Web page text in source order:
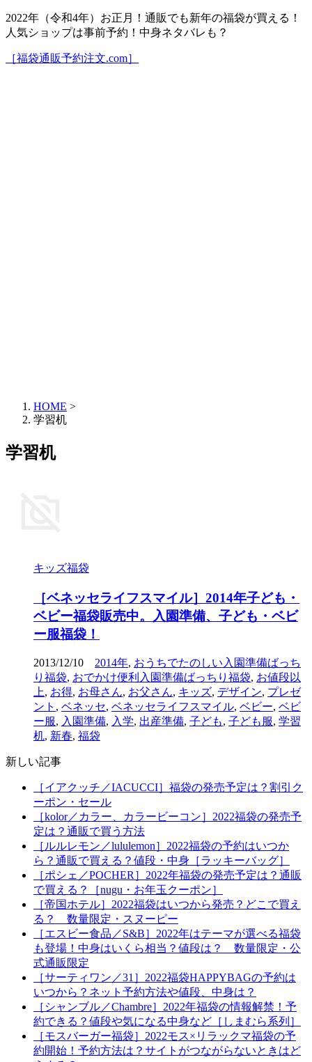
2022年（令和4年）お正月！通販でも新年の福袋が買える！
人気ショップは事前予約！中身ネタバレも？
［福袋通販予約注文.com］
HOME >
学習机
学習机
キッズ福袋
［ベネッセライフスマイル］2014年子ども・
ベビー福袋販売中。入園準備、子ども・ベビ
ー服福袋！
2013/12/10 2014年, おうちでたのしい入園準備ばっち
り福袋, おでかけ便利入園準備ばっちり福袋, お値段以
上, お得, お母さん, お父さん, キッズ, デザイン, プレゼ
ント , ベネッセ, ベネッセライフスマイル, ベビー, ベビ
ー服, 入園準備, 入学, 出産準備, 子ども, 子ども服, 学習
机, 新春, 福袋
新しい記事
［イアクッチ／IACUCCI］福袋の発売予定は？割引ク
ーポン・セール
［kolor／カラー、カラービーコン］2022福袋の発売予
定は？通販で買う方法
［ルルレモン／lululemon］2022福袋の予約はいつか
ら？通販で買える？値段・中身［ラッキーバッグ］
［ポシェ／POCHER］2022年福袋の発売予定は？通販
で買える？［nugu・お年玉クーポン］
［帝国ホテル］2022福袋はいつから発売？どこで買え
る？ 数量限定・スヌーピー
［エスビー食品／S&B］2022年はテーマが選べる福袋
も登場！中身はいくら相当？値段は？ 数量限定・公
式通販限定
［サーティワン／31］2022福袋HAPPYBAGの予約は
いつから？ネット予約方法や値段、中身は？
［シャンブル／Chambre］2022年福袋の情報解禁！予
約できる？値段や気になる中身など［しまむら系列］
［モスバーガー福袋］2022モス×リラックマ福袋の予
約開始！予約方法は？サイトがつながらないときはど